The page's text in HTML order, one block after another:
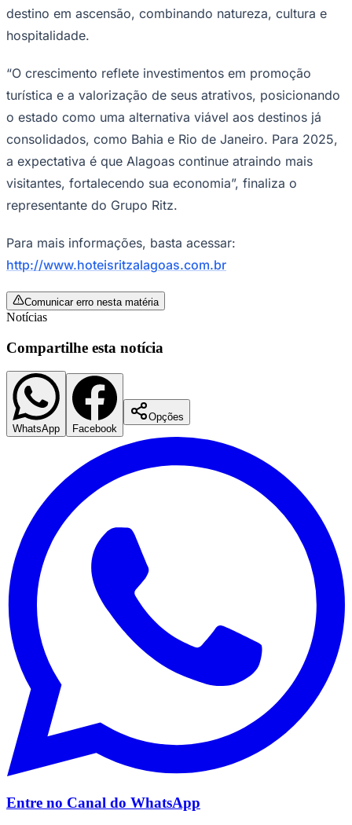
Santos
Flamengo
destino em ascensão, combinando natureza, cultura e
hospitalidade.
“O crescimento reflete investimentos em promoção
turística e a valorização de seus atrativos, posicionando
o estado como uma alternativa viável aos destinos já
consolidados, como Bahia e Rio de Janeiro. Para 2025,
a expectativa é que Alagoas continue atraindo mais
visitantes, fortalecendo sua economia”, finaliza o
representante do Grupo Ritz.
Para mais informações, basta acessar:
http://www.hoteisritzalagoas.com.br
Comunicar erro nesta matéria
Notícias
Compartilhe esta notícia
WhatsApp Facebook
Opções
Entre no Canal do WhatsApp